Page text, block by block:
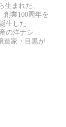
まれた、
創業100周年を
生した
の洋ナシ
造家・目黒が